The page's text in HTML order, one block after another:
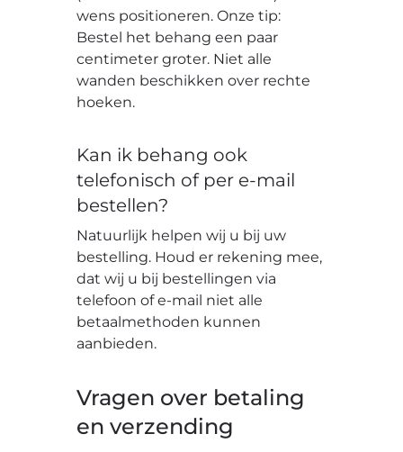
wens positioneren. Onze tip:
Bestel het behang een paar
centimeter groter. Niet alle
wanden beschikken over rechte
hoeken.
Kan ik behang ook
telefonisch of per e-mail
bestellen?
Natuurlijk helpen wij u bij uw
bestelling. Houd er rekening mee,
dat wij u bij bestellingen via
telefoon of e-mail niet alle
betaalmethoden kunnen
aanbieden.
Vragen over betaling
en verzending